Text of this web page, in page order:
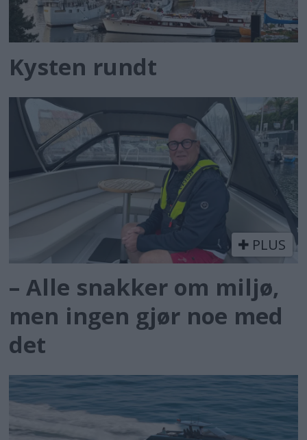
Kysten rundt
PLUS
– Alle snakker om miljø,
men ingen gjør noe med
det